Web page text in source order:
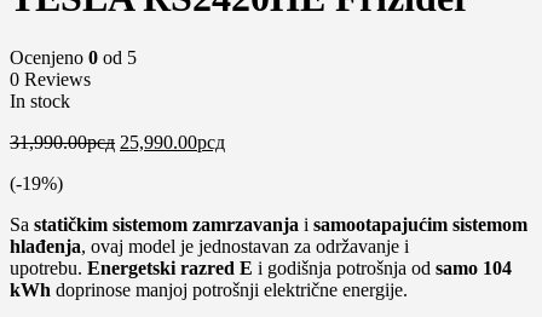
Ocenjeno 0 od 5
0 Reviews
In stock
31,990.00рсд Оригинална
31,990.00рсд.
25,990.00рсдТренутна
(-19%)
Sa statičkim sistemom zamrzavanja i samootapajućim sistemom
hlađenja, ovaj model je jednostavan za održavanje i
upotrebu. Energetski razred E i godišnja potrošnja od samo 104
kWh doprinose manjoj potrošnji električne energije.